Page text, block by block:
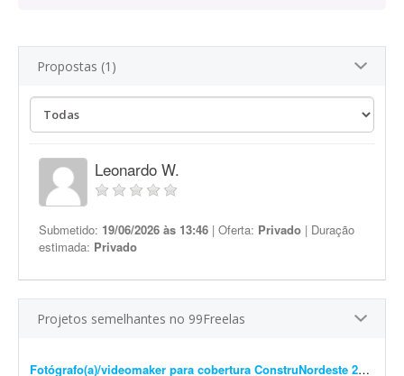
Propostas (1)
Leonardo W.
Submetido: 19/06/2026 às 13:46 | Oferta: Privado | Duração
estimada: Privado
Projetos semelhantes no 99Freelas
Fotógrafo(a)/videomaker para cobertura ConstruNordeste 2026 em Salvador